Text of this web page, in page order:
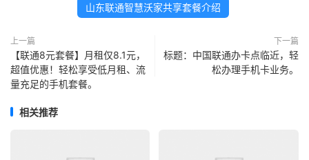
山东联通智慧沃家共享套餐介绍
上一篇
【联通8元套餐】月租仅8.1元，
超值优惠！轻松享受低月租、流
量充足的手机套餐。
下一篇
标题：中国联通办卡点临近，轻
松办理手机卡业务。
相关推荐